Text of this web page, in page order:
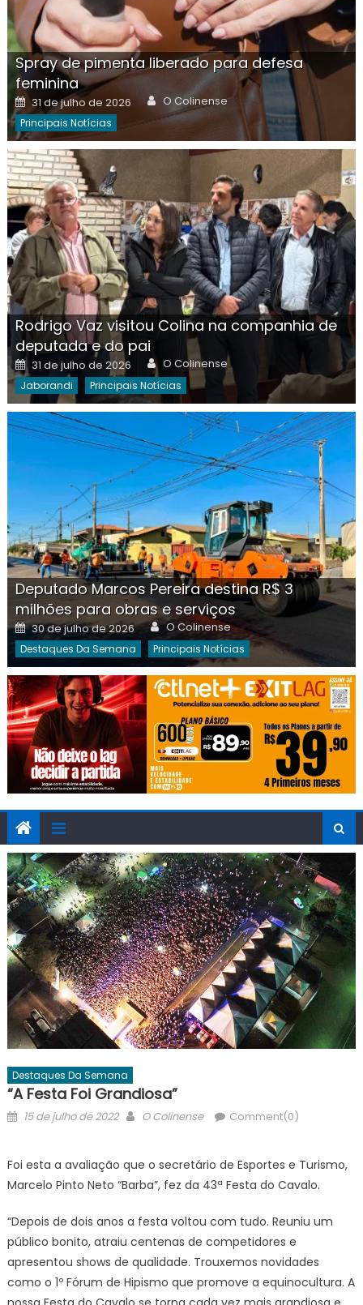
Spray de pimenta liberado para defesa
feminina
Posted
on
31 de julho de 2026 Author
O Colinense
Principais Notícias
Rodrigo Vaz visitou Colina na companhia de
deputada e do pai
Posted
on
31 de julho de 2026 Author
O Colinense
Jaborandi Principais Notícias
Deputado Marcos Pereira destina R$ 3
milhões para obras e serviços
Posted
on
30 de julho de 2026 Author
O Colinense
Destaques Da Semana Principais Notícias
Destaques Da Semana
“A Festa Foi Grandiosa”
Posted
15 de julho de 2022 Author
O Colinense Comment(0)
Foi esta a avaliação que o secretário de Esportes e Turismo,
Marcelo Pinto Neto “Barba”, fez da 43ª Festa do Cavalo.
“Depois de dois anos a festa voltou com tudo. Reuniu um
público bonito, atraiu centenas de competidores e
apresentou shows de qualidade. Trouxemos novidades
como o 1º Fórum de Hipismo que promove a equinocultura. A